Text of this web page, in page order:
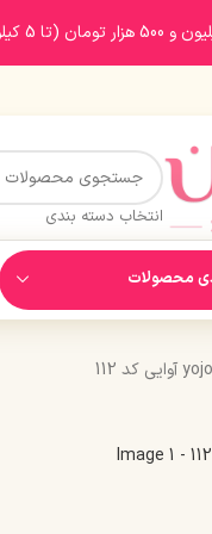
انتخاب دسته بندی
محصولات